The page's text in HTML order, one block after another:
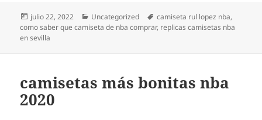
Publicado
el
julio 22, 2022 Categorías
Uncategorized Etiquetas
camiseta rul lopez nba,
como saber que camiseta de nba comprar, replicas camisetas nba
en sevilla
camisetas más bonitas nba
2020